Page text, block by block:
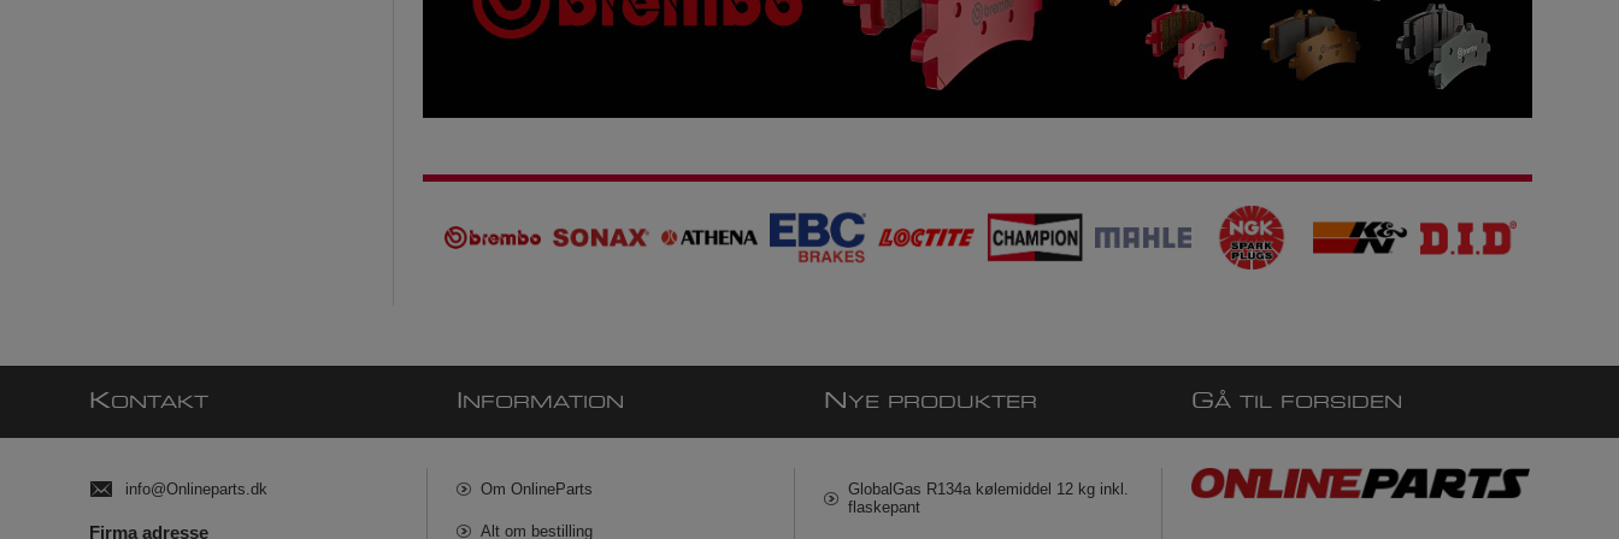
KONTAKT
info@Onlineparts.dk
Firma adresse
NFORMATION
Om OnlineParts
Alt om bestilling
N YE PRODUKTER
GlobalGas R134a kølemiddel 12 kg inkl.
flaskepant
GÅ TIL FORSIDEN